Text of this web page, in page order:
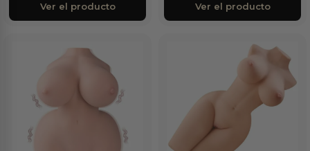
Ver el producto Ver el producto